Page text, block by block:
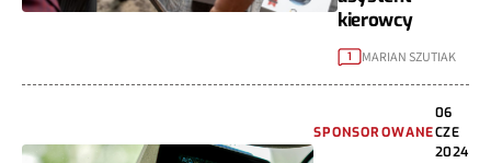
kierowcy
1 MARIAN SZUTIAK
SPONSOROWANE
06
CZE
2024